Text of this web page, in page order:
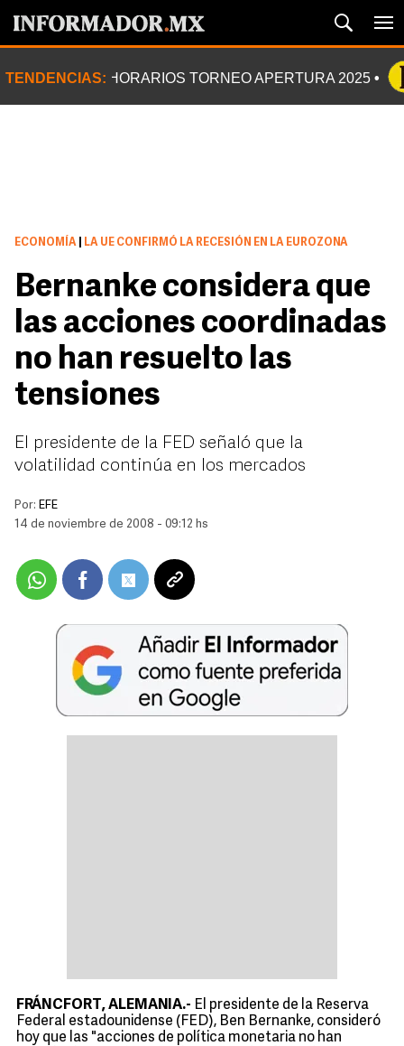
TENDENCIAS: HORARIOS TORNEO APERTURA 2025
ECONOMÍA LA UE CONFIRMÓ LA RECESIÓN EN LA EUROZONA
Bernanke considera que
las acciones coordinadas
no han resuelto las
tensiones
El presidente de la FED señaló que la
volatilidad continúa en los mercados
Por: EFE
14 de noviembre de 2008 - 09:12 hs
FRÁNCFORT, ALEMANIA.- El presidente de la Reserva
Federal estadounidense (FED), Ben Bernanke, consideró
hoy que las "acciones de política monetaria no han